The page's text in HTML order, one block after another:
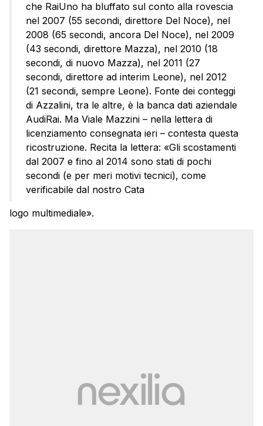
che RaiUno ha bluffato sul conto alla rovescia
nel 2007 (55 secondi, direttore Del Noce), nel
2008 (65 secondi, ancora Del Noce), nel 2009
(43 secondi, direttore Mazza), nel 2010 (18
secondi, di nuovo Mazza), nel 2011 (27
secondi, direttore ad interim Leone), nel 2012
(21 secondi, sempre Leone). Fonte dei conteggi
di Azzalini, tra le altre, è la banca dati aziendale
AudiRai. Ma Viale Mazzini – nella lettera di
licenziamento consegnata ieri – contesta questa
ricostruzione. Recita la lettera: «Gli scostamenti
dal 2007 e fino al 2014 sono stati di pochi
secondi (e per meri motivi tecnici), come
verificabile dal nostro Cata
logo multimediale».